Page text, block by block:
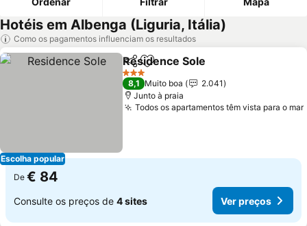
Hotéis em Albenga (Liguria, Itália)
Como os pagamentos influenciam os resultados
Escolha popular
PartilharAdicionar aos favoritos
Residence Sole
3 Estrelas
8,1 Muito boa
2.041
Junto à praia
Todos os apartamentos têm vista para o mar
De € 84
Consulte os preços de 4 sites Ver preços